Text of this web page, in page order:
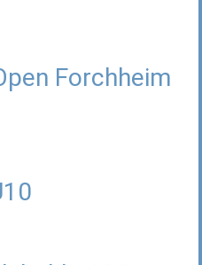
Forchheim